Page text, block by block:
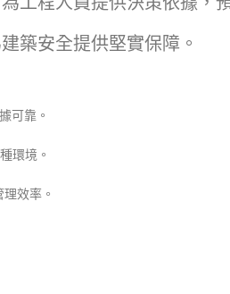
築安全提供堅實保障。
可靠。
環境。
效率。